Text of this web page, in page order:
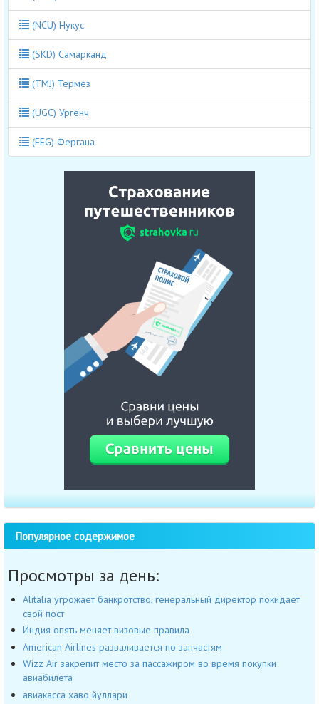
(NCU) Нукус
(SKD) Самарканд
(TMJ) Термез
(UGC) Ургенч
(FEG) Фергана
Популярное содержимое
Просмотры за день:
Alitalia угрожает банкротство, генеральный директор покидает
свой пост
Индия опять меняет визовые правила
American Airlines разваливается по запчастям
Wizz Air закрепит место за пассажиром во время покупки
авиабилета
авиакасса хаво йуллари